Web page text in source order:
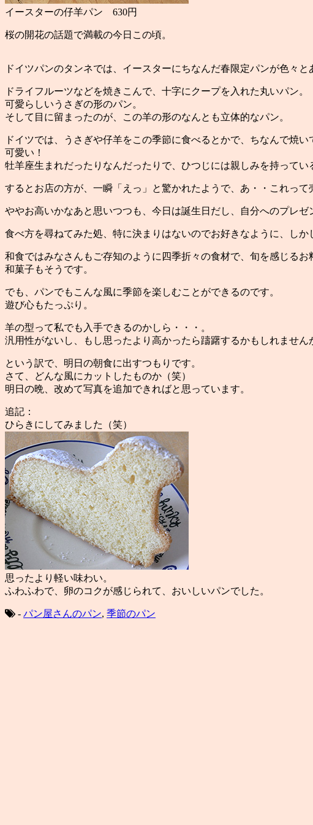
イースターの仔羊パン 630円
桜の開花の話題で満載の今日この頃。
ドイツパンのタンネでは、イースターにちなんだ春限定パンが色々と
ドライフルーツなどを焼きこんで、十字にクープを入れた丸いパン。
可愛らしいうさぎの形のパン。
そして目に留まったのが、この羊の形のなんとも立体的なパン。
ドイツでは、うさぎや仔羊をこの季節に食べるとかで、ちなんで焼い
可愛い！
牡羊座生まれだったりなんだったりで、ひつじには親しみを持って
するとお店の方が、一瞬「えっ」と驚かれたようで、あ・・これっ
ややお高いかなあと思いつつも、今日は誕生日だし、自分へのプレ
食べ方を尋ねてみた処、特に決まりはないのでお好きなように、し
和食ではみなさんもご存知のように四季折々の食材で、旬を感じるお
和菓子もそうです。
でも、パンでもこんな風に季節を楽しむことができるのです。
遊び心もたっぷり。
羊の型って私でも入手できるのかしら・・・。
汎用性がないし、もし思ったより高かったら躊躇するかもしれません
という訳で、明日の朝食に出すつもりです。
さて、どんな風にカットしたものか（笑）
明日の晩、改めて写真を追加できればと思っています。
追記：
ひらきにしてみました（笑）
思ったより軽い味わい。
ふわふわで、卵のコクが感じられて、おいしいパンでした。
- パン屋さんのパン, 季節のパン